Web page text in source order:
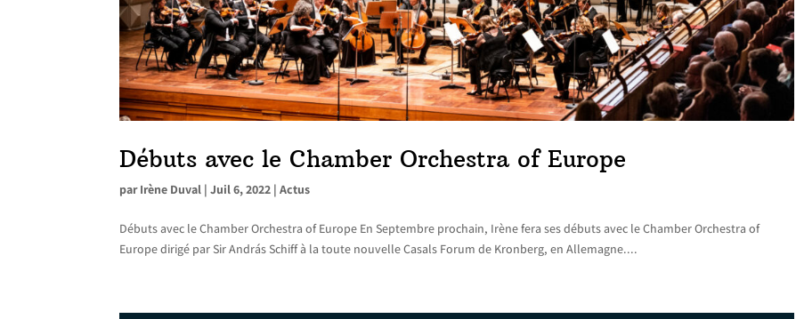
Débuts avec le Chamber Orchestra of Europe
parIrène Duval |Juil 6, 2022 |Actus
Débuts avec le Chamber Orchestra of Europe En Septembre prochain, Irène fera ses débuts avec le Chamber Orchestra of
Europe dirigé par Sir András Schiff à la toute nouvelle Casals Forum de Kronberg, en Allemagne....